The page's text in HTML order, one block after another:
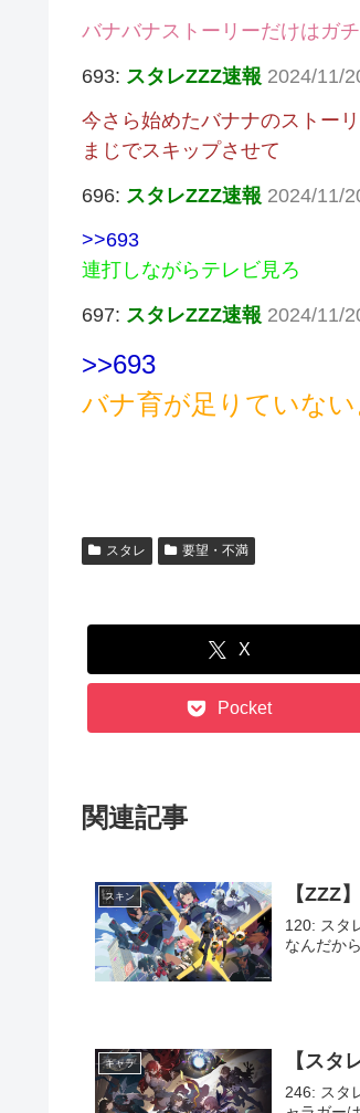
バナバナストーリーだけはガ
693: スタレZZZ速報 2024/11/
今さら始めたバナナのストー
まじでスキップさせて
696: スタレZZZ速報 2024/11/
>>693
連打しながらテレビ見ろ
697: スタレZZZ速報 2024/11/
>>693
バナ育が足りていな
スタレ 要望・不満
X
Pocket
関連記事
スキン 【ZZZ
120: スタ
なんだか
キャラ 【スタ
246: スタ